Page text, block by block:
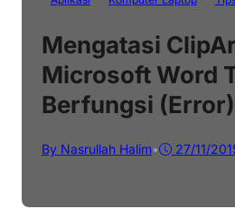
Mengatasi
Microsoft Word
Berfungsi (Error)
By Nasrullah Halim• 27/11/